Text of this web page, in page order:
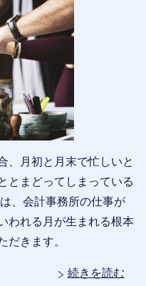
、月初と月末で忙しいと
とまどってしまっている
、会計事務所の仕事が
われる月が生まれる根本
だきます。
続きを読む